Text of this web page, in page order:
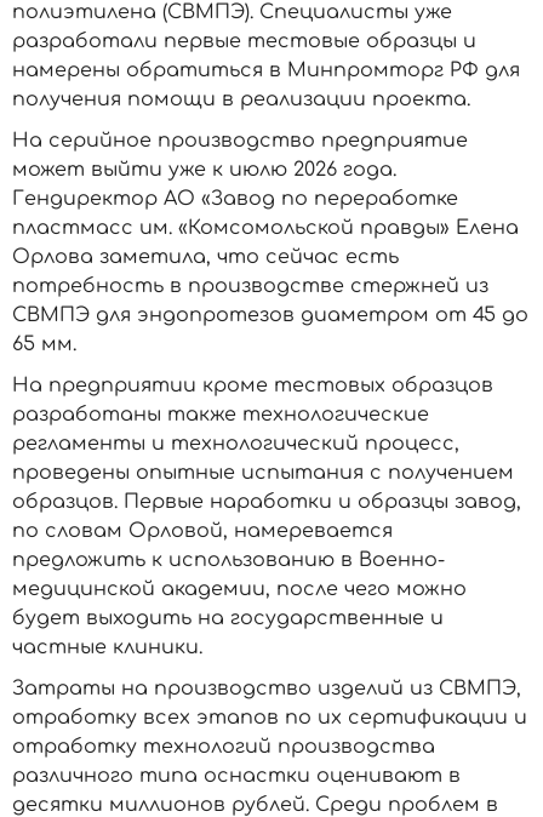
полиэтилена (СВМПЭ). Специалисты уже
разработали первые тестовые образцы и
намерены обратиться в Минпромторг РФ для
получения помощи в реализации проекта.
На серийное производство предприятие
может выйти уже к июлю 2026 года.
Гендиректор АО «Завод по переработке
пластмасс им. «Комсомольской правды» Елена
Орлова заметила, что сейчас есть
потребность в производстве стержней из
СВМПЭ для эндопротезов диаметром от 45 до
65 мм.
На предприятии кроме тестовых образцов
разработаны также технологические
регламенты и технологический процесс,
проведены опытные испытания с получением
образцов. Первые наработки и образцы завод,
по словам Орловой, намеревается
предложить к использованию в Военно-
медицинской академии, после чего можно
будет выходить на государственные и
частные клиники.
Затраты на производство изделий из СВМПЭ,
отработку всех этапов по их сертификации и
отработку технологий производства
различного типа оснастки оценивают в
десятки миллионов рублей. Среди проблем в